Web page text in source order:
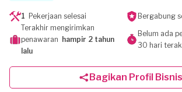
1 Pekerjaan selesai Bergabung
Terakhir mengirimkan
penawaran hampir 2 tahun
lalu
Belum ada
30 hari
Bagikan Profil Bisnis